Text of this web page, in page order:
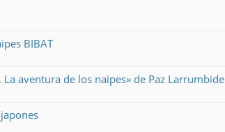
BIBAT
La aventura de los naipes» de Paz Larrumbide